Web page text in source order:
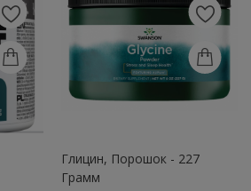
Глицин, Порошок - 227
Грамм